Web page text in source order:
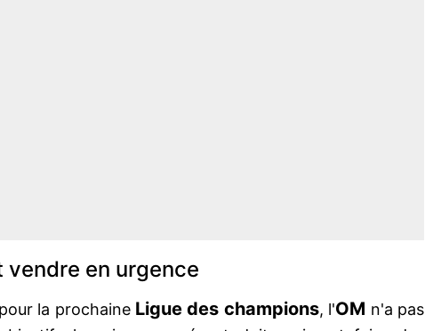
vendre en urgence
la prochaine Ligue des champions, l'OM n'a pas